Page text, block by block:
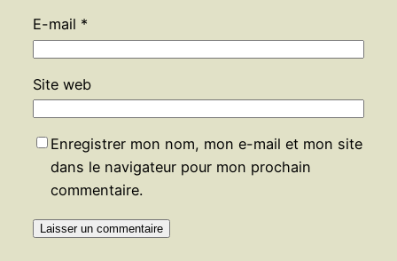
E-mail *
Site web
Enregistrer mon nom, mon e-mail et mon site
dans le navigateur pour mon prochain
commentaire.